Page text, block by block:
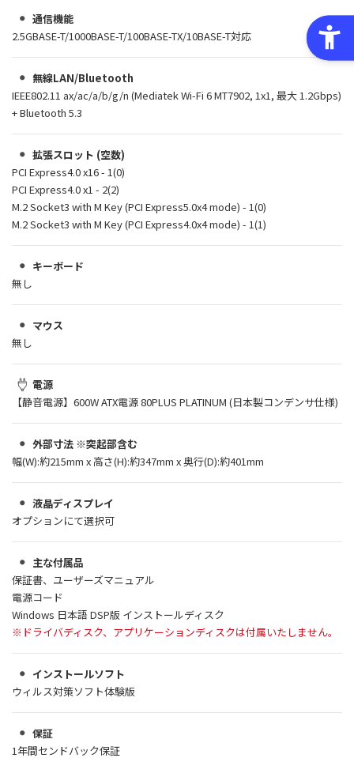
通信機能
2.5GBASE-T/1000BASE-T/100BASE-TX/10BASE-T対応
無線LAN/Bluetooth
IEEE802.11 ax/ac/a/b/g/n (Mediatek Wi-Fi 6 MT7902, 1x1, 最大 1.2Gbps)
+ Bluetooth 5.3
拡張スロット (空数)
PCI Express4.0 x16 - 1(0)
PCI Express4.0 x1 - 2(2)
M.2 Socket3 with M Key (PCI Express5.0x4 mode) - 1(0)
M.2 Socket3 with M Key (PCI Express4.0x4 mode) - 1(1)
キーボード
無し
マウス
無し
電源
【静音電源】600W ATX電源 80PLUS PLATINUM (日本製コンデンサ仕様)
外部寸法 ※突起部含む
幅(W):約215mm x 高さ(H):約347mm x 奥行(D):約401mm
液晶ディスプレイ
オプションにて選択可
主な付属品
保証書、ユーザーズマニュアル
電源コード
Windows 日本語 DSP版 インストールディスク
※ドライバディスク、アプリケーションディスクは付属いたしません。
インストールソフト
ウィルス対策ソフト体験版
保証
1年間センドバック保証